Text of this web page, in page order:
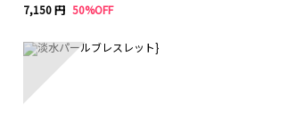
7,150 円 50%OFF